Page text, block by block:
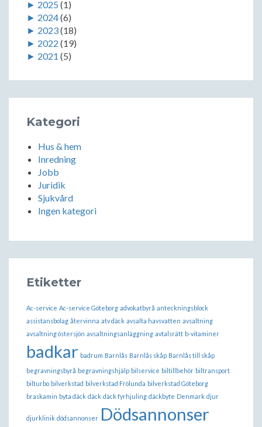
► 2025 (1)
► 2024(6)
► 2023(18)
► 2022 (19)
► 2021 (5)
Kategori
Hus & hem
Inredning
Jobb
Juridik
Sjukvård
Ingen kategori
Etiketter
Ac-service Ac-service Göteborg advokatbyrå anteckningsblock
assistansbolag återvinna atv däck avsalta havsvatten avsaltning
avsaltning östersjön avsaltningsanläggning avtalsrätt b-vitaminer
badkar badrum Barnlås Barnlås skåp Barnlås till skåp
begravningsbyrå begravningshjälp bilservice biltillbehör biltransport
bilturbo bilverkstad bilverkstad Frölunda bilverkstad Göteborg
braskamin byta däck däck däck fyrhjuling däckbyte Denmark djur
djurklinik dödsannonser Dödsannonser